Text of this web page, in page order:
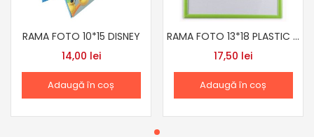
RAMA FOTO 10*15 DISNEY
14,00 lei
Adaugă în coș
RAMA FOTO 13*18 PLASTIC DIF CULORI
17,50 lei
Adaugă în coș